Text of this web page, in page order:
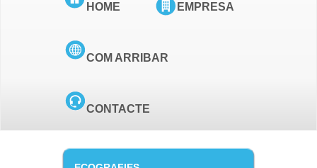
HOME EMPRESA
COM ARRIBAR
CONTACTE